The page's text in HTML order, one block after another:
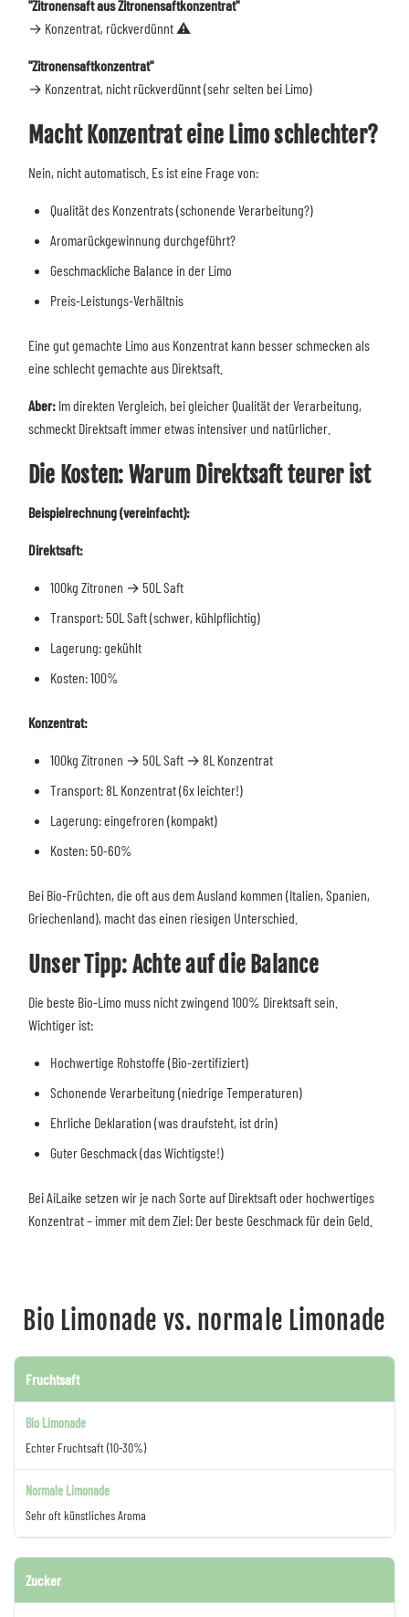
"Zitronensaft aus Zitronensaftkonzentrat"
→ Konzentrat, rückverdünnt ⚠️
"Zitronensaftkonzentrat"
→ Konzentrat, nicht rückverdünnt (sehr selten bei Limo)
Macht Konzentrat eine Limo schlechter?
Nein, nicht automatisch. Es ist eine Frage von:
Qualität des Konzentrats (schonende Verarbeitung?)
Aromarückgewinnung durchgeführt?
Geschmackliche Balance in der Limo
Preis-Leistungs-Verhältnis
Eine gut gemachte Limo aus Konzentrat kann besser schmecken als
eine schlecht gemachte aus Direktsaft.
Aber: Im direkten Vergleich, bei gleicher Qualität der Verarbeitung,
schmeckt Direktsaft immer etwas intensiver und natürlicher.
Die Kosten: Warum Direktsaft teurer ist
Beispielrechnung (vereinfacht):
Direktsaft:
100kg Zitronen → 50L Saft
Transport: 50L Saft (schwer, kühlpflichtig)
Lagerung: gekühlt
Kosten: 100%
Konzentrat:
100kg Zitronen → 50L Saft → 8L Konzentrat
Transport: 8L Konzentrat (6x leichter!)
Lagerung: eingefroren (kompakt)
Kosten: 50-60%
Bei Bio-Früchten, die oft aus dem Ausland kommen (Italien, Spanien,
Griechenland), macht das einen riesigen Unterschied.
Unser Tipp: Achte auf die Balance
Die beste Bio-Limo muss nicht zwingend 100% Direktsaft sein.
Wichtiger ist:
Hochwertige Rohstoffe (Bio-zertifiziert)
Schonende Verarbeitung (niedrige Temperaturen)
Ehrliche Deklaration (was draufsteht, ist drin)
Guter Geschmack (das Wichtigste!)
Bei AiLaike setzen wir je nach Sorte auf Direktsaft oder hochwertiges
Konzentrat – immer mit dem Ziel: Der beste Geschmack für dein Geld.
Bio Limonade vs. normale Limonade
Fruchtsaft
Echter Fruchtsaft (10-30%)
Sehr oft künstliches Aroma
Zucker